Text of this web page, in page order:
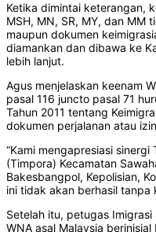
Ketika dimintai keterangan,
MSH, MN, SR, MY, dan MM
maupun dokumen
diamankan dan dibawa ke
lebih lanjut.
Agus menjelaskan keenam
pasal 116 juncto pasal 71
Tahun 2011 tentang
dokumen perjalanan atau
“Kami mengapresiasi
(Timpora) Kecamatan
Bakesbangpol, Kepolisian,
ini tidak akan berhasil tanpa
Setelah itu, petugas
WNA asal Malaysia